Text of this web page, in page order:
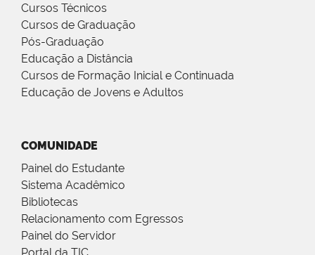
Cursos Técnicos
Cursos de Graduação
Pós-Graduação
Educação a Distância
Cursos de Formação Inicial e Continuada
Educação de Jovens e Adultos
COMUNIDADE
Painel do Estudante
Sistema Acadêmico
Bibliotecas
Relacionamento com Egressos
Painel do Servidor